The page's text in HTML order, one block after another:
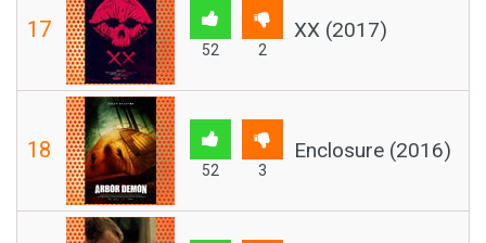
17
52 2
XX (2017)
18
52 3
Enclosure (2016)